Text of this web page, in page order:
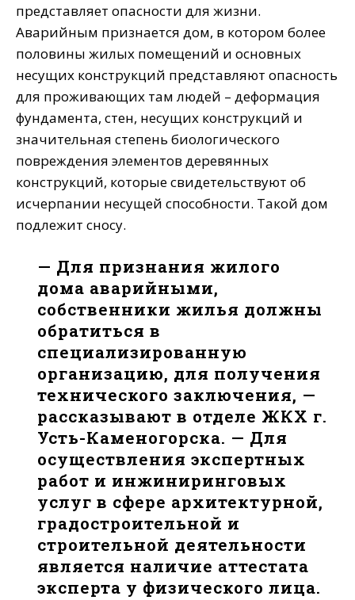
представляет опасности для жизни.
Аварийным признается дом, в котором более
половины жилых помещений и основных
несущих конструкций представляют опасность
для проживающих там людей – деформация
фундамента, стен, несущих конструкций и
значительная степень биологического
повреждения элементов деревянных
конструкций, которые свидетельствуют об
исчерпании несущей способности. Такой дом
подлежит сносу.
— Для признания жилого
дома аварийными,
собственники жилья должны
обратиться в
специализированную
организацию, для получения
технического заключения, —
рассказывают в отделе ЖКХ г.
Усть-Каменогорска. — Для
осуществления экспертных
работ и инжиниринговых
услуг в сфере архитектурной,
градостроительной и
строительной деятельности
является наличие аттестата
эксперта у физического лица.